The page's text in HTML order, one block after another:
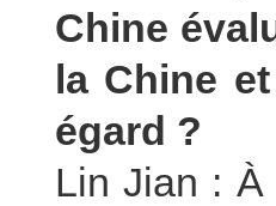
Chine
la Chine
égard ?
Lin Jian : À